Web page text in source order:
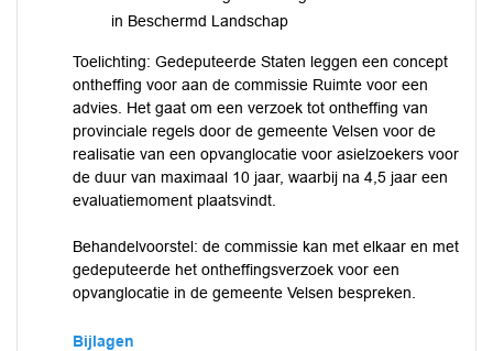
in Beschermd Landschap
Toelichting: Gedeputeerde Staten leggen een concept
ontheffing voor aan de commissie Ruimte voor een
advies. Het gaat om een verzoek tot ontheffing van
provinciale regels door de gemeente Velsen voor de
realisatie van een opvanglocatie voor asielzoekers voor
de duur van maximaal 10 jaar, waarbij na 4,5 jaar een
evaluatiemoment plaatsvindt.
Behandelvoorstel: de commissie kan met elkaar en met
gedeputeerde het ontheffingsverzoek voor een
opvanglocatie in de gemeente Velsen bespreken.
Bijlagen